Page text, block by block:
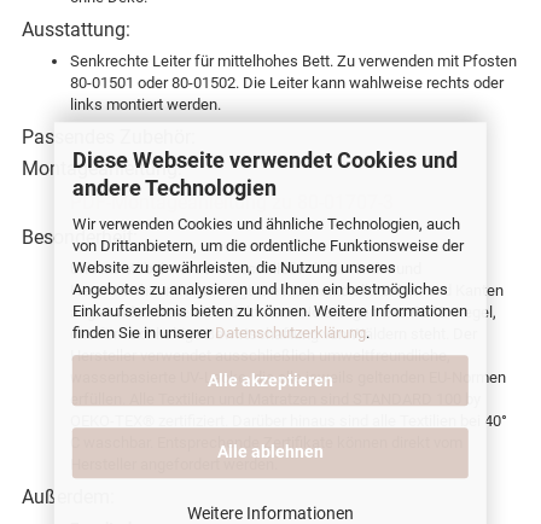
Diese Webseite verwendet Cookies und
andere Technologien
Wir verwenden Cookies und ähnliche Technologien, auch
von Drittanbietern, um die ordentliche Funktionsweise der
Website zu gewährleisten, die Nutzung unseres
Angebotes zu analysieren und Ihnen ein bestmögliches
Einkaufserlebnis bieten zu können. Weitere Informationen
finden Sie in unserer Datenschutzerklärung.
Alle akzeptieren
Alle ablehnen
Weitere Informationen
Ausstattung:
Senkrechte Leiter für mittelhohes Bett. Zu verwenden mit Pfosten
80-01501 oder 80-01502. Die Leiter kann wahlweise rechts oder
links montiert werden.
Passendes Zubehör:
Montageanleitung:
PDF-Montageanleitung zu 80-01707-3
Besonderheit:
Unsere Möbel werden ausschließlich für Kinder und
Heranwachsende gefertigt. Deshalb sind alle Ecken und Kanten
abgerundet. Unsere Produkte aus Holz tragen das PEFC Siegel,
das für nachhaltige Bewirtschaftung von Wäldern steht. Der
Hersteller verwendet ausschließlich umweltfreundliche,
wasserbasierte UV-Lacke, die alle jeweils geltenden EU-Normen
OEKO-TEX® zertifiziert. Darüber hinaus sind alle Textilien bei 40°
C waschbar. Entsprechende Zertifikate können direkt vom
Außerdem: